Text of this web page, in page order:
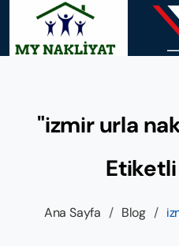
"izmir urla
Etiketli
Ana Sayfa / Blog /